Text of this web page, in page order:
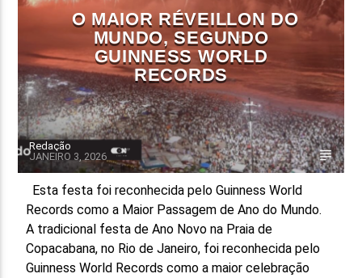
O MAIOR RÉVEILLON DO
MUNDO, SEGUNDO
GUINNESS WORLD
RECORDS
Redação
JANEIRO 3, 2026
Esta festa foi reconhecida pelo Guinness World
Records como a Maior Passagem de Ano do Mundo.
A tradicional festa de Ano Novo na Praia de
Copacabana, no Rio de Janeiro, foi reconhecida pelo
Guinness World Records como a maior celebração